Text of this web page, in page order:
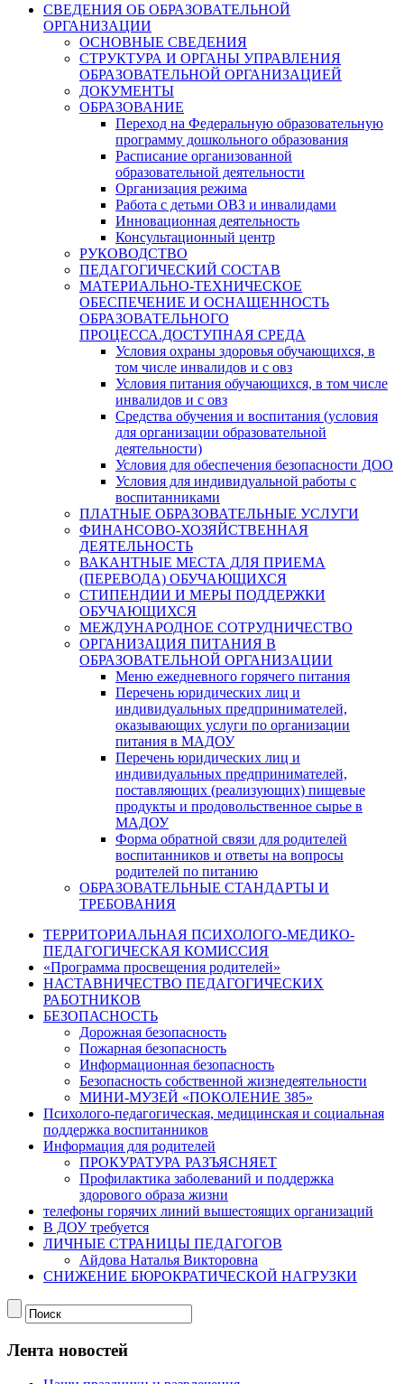
СВЕДЕНИЯ ОБ ОБРАЗОВАТЕЛЬНОЙ
ОРГАНИЗАЦИИ
ОСНОВНЫЕ СВЕДЕНИЯ
СТРУКТУРА И ОРГАНЫ УПРАВЛЕНИЯ
ОБРАЗОВАТЕЛЬНОЙ ОРГАНИЗАЦИЕЙ
ДОКУМЕНТЫ
ОБРАЗОВАНИЕ
Переход на Федеральную образовательную
программу дошкольного образования
Расписание организованной
образовательной деятельности
Организация режима
Работа с детьми ОВЗ и инвалидами
Инновационная деятельность
Консультационный центр
РУКОВОДСТВО
ПЕДАГОГИЧЕСКИЙ СОСТАВ
МАТЕРИАЛЬНО-ТЕХНИЧЕСКОЕ
ОБЕСПЕЧЕНИЕ И ОСНАЩЕННОСТЬ
ОБРАЗОВАТЕЛЬНОГО
ПРОЦЕССА.ДОСТУПНАЯ СРЕДА
Условия охраны здоровья обучающихся, в
том числе инвалидов и с овз
Условия питания обучающихся, в том числе
инвалидов и с овз
Средства обучения и воспитания (условия
для организации образовательной
деятельности)
Условия для обеспечения безопасности ДОО
Условия для индивидуальной работы с
воспитанниками
ПЛАТНЫЕ ОБРАЗОВАТЕЛЬНЫЕ УСЛУГИ
ФИНАНСОВО-ХОЗЯЙСТВЕННАЯ
ДЕЯТЕЛЬНОСТЬ
ВАКАНТНЫЕ МЕСТА ДЛЯ ПРИЕМА
(ПЕРЕВОДА) ОБУЧАЮЩИХСЯ
СТИПЕНДИИ И МЕРЫ ПОДДЕРЖКИ
ОБУЧАЮЩИХСЯ
МЕЖДУНАРОДНОЕ СОТРУДНИЧЕСТВО
ОРГАНИЗАЦИЯ ПИТАНИЯ В
ОБРАЗОВАТЕЛЬНОЙ ОРГАНИЗАЦИИ
Меню ежедневного горячего питания
Перечень юридических лиц и
индивидуальных предпринимателей,
оказывающих услуги по организации
питания в МАДОУ
Перечень юридических лиц и
индивидуальных предпринимателей,
поставляющих (реализующих) пищевые
продукты и продовольственное сырье в
МАДОУ
Форма обратной связи для родителей
воспитанников и ответы на вопросы
родителей по питанию
ОБРАЗОВАТЕЛЬНЫЕ СТАНДАРТЫ И
ТРЕБОВАНИЯ
ТЕРРИТОРИАЛЬНАЯ ПСИХОЛОГО-МЕДИКО-
ПЕДАГОГИЧЕСКАЯ КОМИССИЯ
«Программа просвещения родителей»
НАСТАВНИЧЕСТВО ПЕДАГОГИЧЕСКИХ
РАБОТНИКОВ
БЕЗОПАСНОСТЬ
Дорожная безопасность
Пожарная безопасность
Информационная безопасность
Безопасность собственной жизнедеятельности
МИНИ-МУЗЕЙ «ПОКОЛЕНИЕ 385»
Психолого-педагогическая, медицинская и социальная
поддержка воспитанников
Информация для родителей
ПРОКУРАТУРА РАЗЪЯСНЯЕТ
Профилактика заболеваний и поддержка
здорового образа жизни
телефоны горячих линий вышестоящих организаций
В ДОУ требуется
ЛИЧНЫЕ СТРАНИЦЫ ПЕДАГОГОВ
Айдова Наталья Викторовна
СНИЖЕНИЕ БЮРОКРАТИЧЕСКОЙ НАГРУЗКИ
Лента новостей